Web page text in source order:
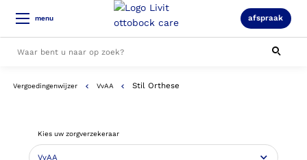
menu afspraak
Alle resultaten
Vergoedingenwijzer VvAA Stil Orthese
Kies uw zorgverzekeraar